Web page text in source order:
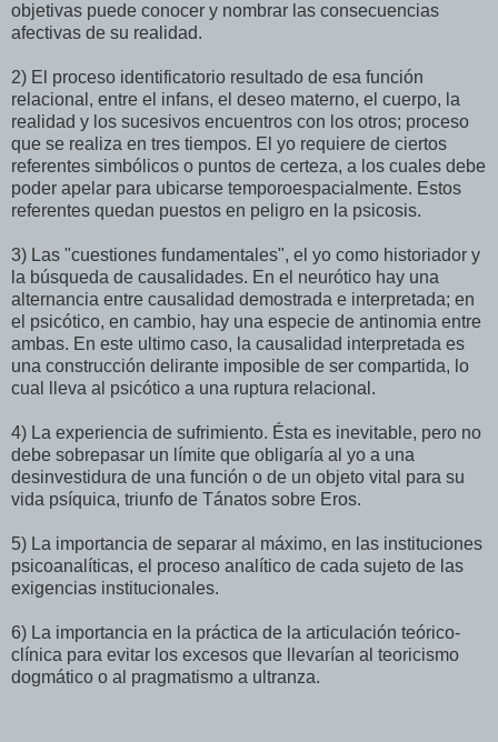
objetivas puede conocer y nombrar las consecuencias
afectivas de su realidad.
2) El proceso identificatorio resultado de esa función
relacional, entre el infans, el deseo materno, el cuerpo, la
realidad y los sucesivos encuentros con los otros; proceso
que se realiza en tres tiempos. El yo requiere de ciertos
referentes simbólicos o puntos de certeza, a los cuales debe
poder apelar para ubicarse temporoespacialmente. Estos
referentes quedan puestos en peligro en la psicosis.
3) Las "cuestiones fundamentales", el yo como historiador y
la búsqueda de causalidades. En el neurótico hay una
alternancia entre causalidad demostrada e interpretada; en
el psicótico, en cambio, hay una especie de antinomia entre
ambas. En este ultimo caso, la causalidad interpretada es
una construcción delirante imposible de ser compartida, lo
cual lleva al psicótico a una ruptura relacional.
4) La experiencia de sufrimiento. Ésta es inevitable, pero no
debe sobrepasar un límite que obligaría al yo a una
desinvestidura de una función o de un objeto vital para su
vida psíquica, triunfo de Tánatos sobre Eros.
5) La importancia de separar al máximo, en las instituciones
psicoanalíticas, el proceso analítico de cada sujeto de las
exigencias institucionales.
6) La importancia en la práctica de la articulación teórico-
clínica para evitar los excesos que llevarían al teoricismo
dogmático o al pragmatismo a ultranza.